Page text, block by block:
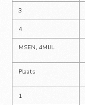
3
4
MSEN, 4MIJL
Plaats
1